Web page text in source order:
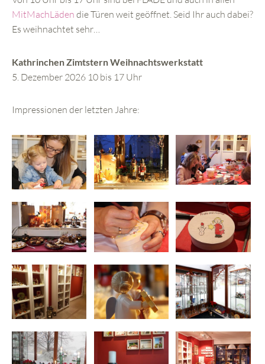
MitMachLäden die Türen weit geöffnet. Seid Ihr auch dabei?
Es weihnachtet sehr…
Kathrinchen Zimtstern Weihnachtswerkstatt
5. Dezember 2026 10 bis 17 Uhr
Impressionen der letzten Jahre: